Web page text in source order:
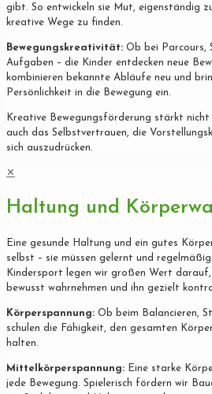
gibt. So entwickeln sie Mut, eigenständig
kreative Wege zu finden.
Bewegungskreativität: Ob bei Parcours,
Aufgaben – die Kinder entdecken neue
kombinieren bekannte Abläufe neu und
Persönlichkeit in die Bewegung ein.
Kreative Bewegungsförderung stärkt
auch das Selbstvertrauen, die
sich auszudrücken.
✕
Haltung und
Eine gesunde Haltung und ein gutes
selbst – sie müssen gelernt und
Kindersport legen wir großen Wert
bewusst wahrnehmen und ihn gezielt
Körperspannung: Ob beim Balancieren,
schulen die Fähigkeit, den gesamten
halten.
Mittelkörperspannung: Eine starke
jede Bewegung. Spielerisch fördern wir